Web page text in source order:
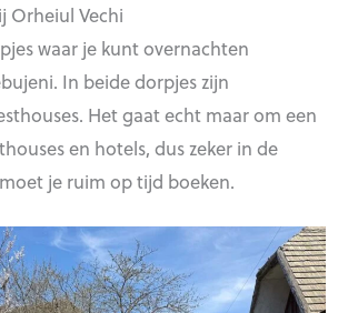
Orheiul Vechi
waar je kunt overnachten
In beide dorpjes zijn
Het gaat echt maar om een
en hotels, dus zeker in de
je ruim op tijd boeken.